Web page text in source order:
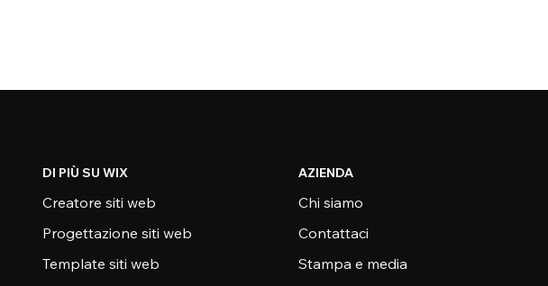
DI PIÙ SU WIX
Creatore siti web
Progettazione siti web
Template siti web
AZIENDA
Chi siamo
Contattaci
Stampa e media